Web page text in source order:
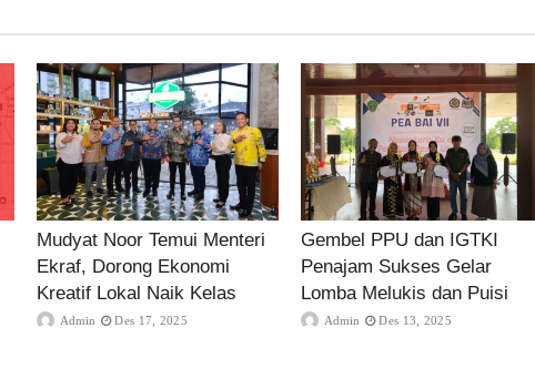
Mudyat Noor Temui Menteri
Ekraf, Dorong Ekonomi
Kreatif Lokal Naik Kelas
Admin Des 17, 2025
Gembel PPU dan IGTKI
Penajam Sukses Gelar
Lomba Melukis dan Puisi
Admin Des 13, 2025